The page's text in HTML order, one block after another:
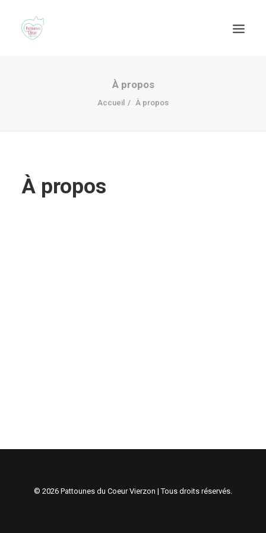
Recherche
À propos
Accueil À propos
À propos
© 2026 Pattounes du Coeur Vierzon | Tous droits réservés.